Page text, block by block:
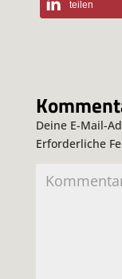
teilen
Deine E-Mail-
Erforderliche